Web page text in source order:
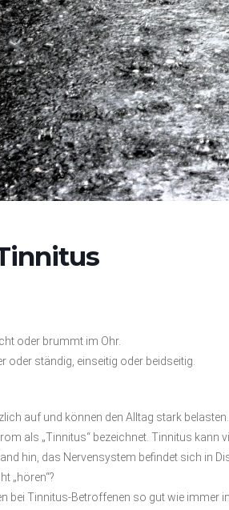
oder brummt im Ohr.
oder ständig, einseitig oder beidseitig.
auf und können den Alltag stark belasten.
als „Tinnitus“ bezeichnet. Tinnitus kann
hin, das Nervensystem befindet sich in
„hören“?
bei Tinnitus-Betroffenen so gut wie immer